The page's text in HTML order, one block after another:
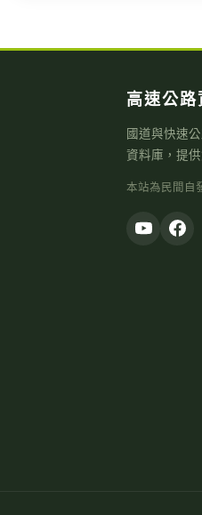
高速公路
國道與快速
資料庫，提
本站為民間自